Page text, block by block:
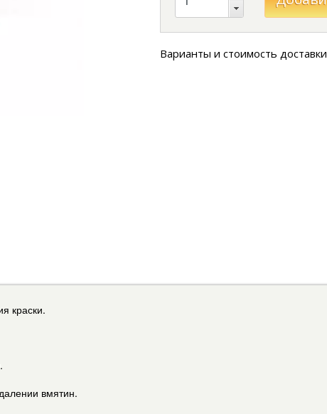
Варианты и стоимость доставки
краски.
вмятин.